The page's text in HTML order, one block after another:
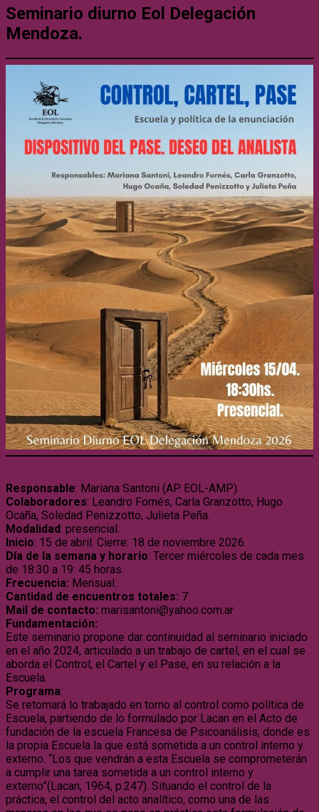
Seminario diurno Eol Delegación
Mendoza.
Responsable: Mariana Santoni (AP EOL-AMP).
Colaboradores: Leandro Fornés, Carla Granzotto, Hugo
Ocaña, Soledad Penizzotto, Julieta Peña.
Modalidad: presencial.
Inicio: 15 de abril. Cierre: 18 de noviembre 2026.
Día de la semana y horario: Tercer miércoles de cada mes
de 18:30 a 19: 45 horas.
Frecuencia: Mensual.
Cantidad de encuentros totales: 7
Mail de contacto: marisantoni@yahoo.com.ar
Fundamentación:
Este seminario propone dar continuidad al seminario iniciado
en el año 2024, articulado a un trabajo de cartel, en el cual se
aborda el Control, el Cartel y el Pase, en su relación a la
Escuela.
Programa:
Se retomará lo trabajado en torno al control como política de
Escuela, partiendo de lo formulado por Lacan en el Acto de
fundación de la escuela Francesa de Psicoanálisis, donde es
la propia Escuela la que está sometida a un control interno y
externo. “Los que vendrán a esta Escuela se comprometerán
a cumplir una tarea sometida a un control interno y
externo”(Lacan, 1964, p.247). Situando el control de la
práctica, el control del acto analítico, como una de las